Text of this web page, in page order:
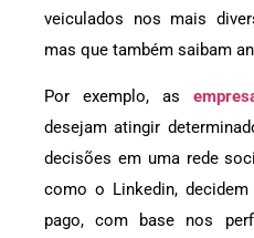
veiculados nos mais
mas que também saibam
Por exemplo, as
desejam atingir
decisões em uma rede
como o Linkedin,
pago, com base nos